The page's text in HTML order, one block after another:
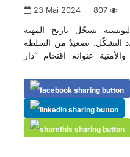
23 Mai 2024 807
يسجّل تاريخ المهنة
التشكّل. تصعيدٌ من السلطة
عنوانه اقتحام “دار